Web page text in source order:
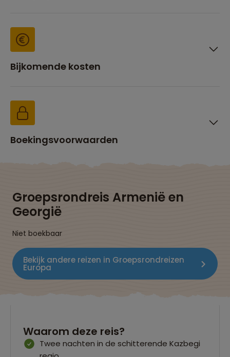
Bijkomende kosten
Boekingsvoorwaarden
Groepsrondreis Armenië en
Georgië
Niet boekbaar
Bekijk andere reizen in Groepsrondreizen
Europa
Waarom deze reis?
Twee nachten in de schitterende Kazbegi